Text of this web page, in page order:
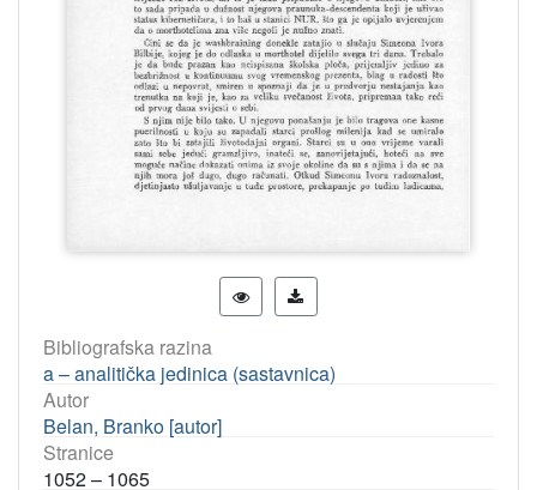
Bibliografska razina
a – analitička jedinica (sastavnica)
Autor
Belan, Branko [autor]
Stranice
1052 – 1065